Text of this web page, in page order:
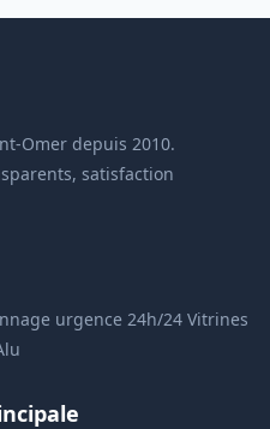
Omer depuis 2010.
satisfaction
urgence 24h/24 Vitrines